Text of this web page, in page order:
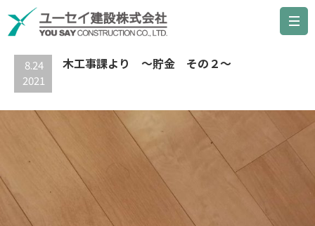
最新の記事
8.24
2021
木工事課より ～貯金 その２～